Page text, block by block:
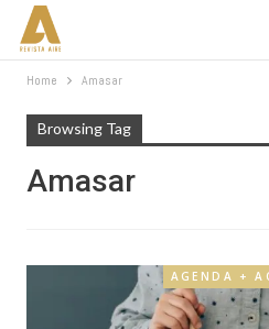
Home Amasar
Browsing Tag
Amasar